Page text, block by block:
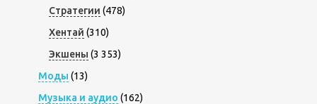
Стратегии (478)
Хентай (310)
Экшены (3 353)
Моды (13)
Музыка и аудио (162)